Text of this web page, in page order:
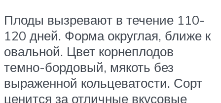
Плоды вызревают в течение 110-
120 дней. Форма округлая, ближе к
овальной. Цвет корнеплодов
темно-бордовый, мякоть без
выраженной кольцеватости. Сорт
ценится за отличные вкусовые